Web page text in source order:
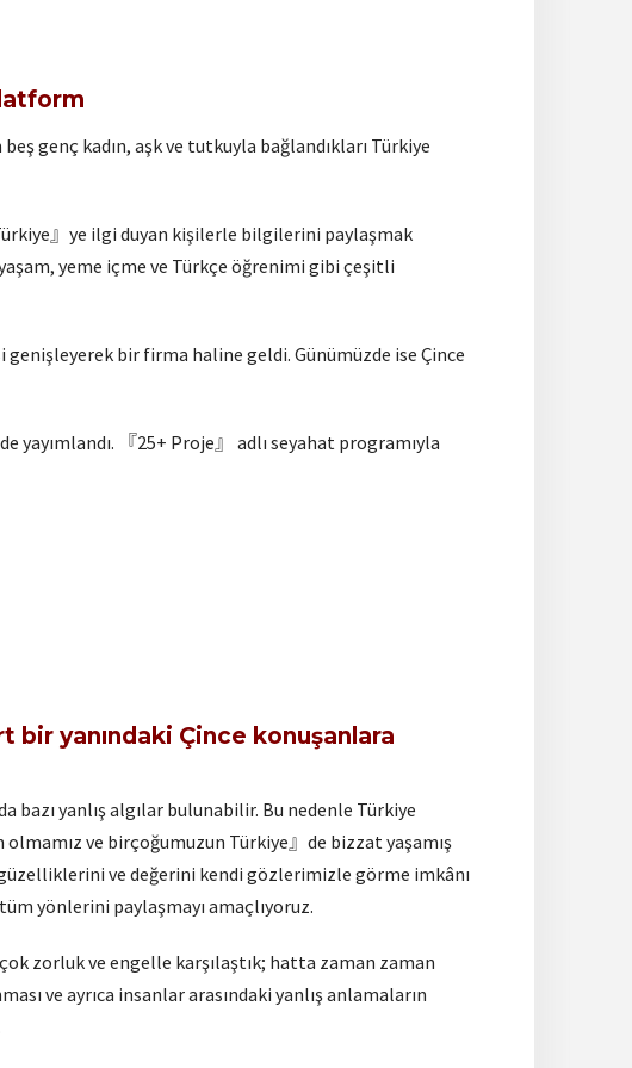
genç kadın, aşk ve tutkuyla bağlandıkları Türkiye
』ye ilgi duyan kişilerle bilgilerini paylaşmak
yeme içme ve Türkçe öğrenimi gibi çeşitli
genişleyerek bir firma haline geldi. Günümüzde ise Çince
yayımlandı. 『25+ Proje』 adlı seyahat programıyla
bir yanındaki Çince konuşanlara
bazı yanlış algılar bulunabilir. Bu nedenle Türkiye
ve birçoğumuzun Türkiye』de bizzat yaşamış
güzelliklerini ve değerini kendi gözlerimizle görme imkânı
yönlerini paylaşmayı amaçlıyoruz.
zorluk ve engelle karşılaştık; hatta zaman zaman
ve ayrıca insanlar arasındaki yanlış anlamaların